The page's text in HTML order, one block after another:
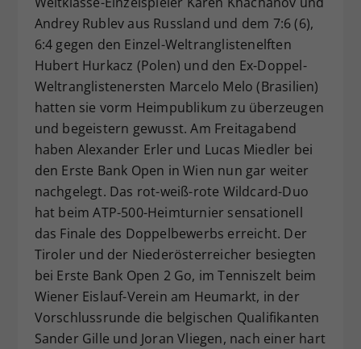
Andrey Rublev aus Russland und dem 7:6 (6),
6:4 gegen den Einzel-Weltranglistenelften
Hubert Hurkacz (Polen) und den Ex-Doppel-
Weltranglistenersten Marcelo Melo (Brasilien)
hatten sie vorm Heimpublikum zu überzeugen
und begeistern gewusst. Am Freitagabend
haben Alexander Erler und Lucas Miedler bei
den Erste Bank Open in Wien nun gar weiter
nachgelegt. Das rot-weiß-rote Wildcard-Duo
hat beim ATP-500-Heimturnier sensationell
das Finale des Doppelbewerbs erreicht. Der
Tiroler und der Niederösterreicher besiegten
bei Erste Bank Open 2 Go, im Tenniszelt beim
Wiener Eislauf-Verein am Heumarkt, in der
Vorschlussrunde die belgischen Qualifikanten
Sander Gille und Joran Vliegen, nach einer hart
Zweck
Dieser Wert speichert Ihre Consent-
Einstellungen. Unter anderem eine
zufällig generierte ID, für die
historische Speicherung Ihrer
vorgenommen Einstellungen, falls der
Webseiten-Betreiber dies eingestellt
hat.